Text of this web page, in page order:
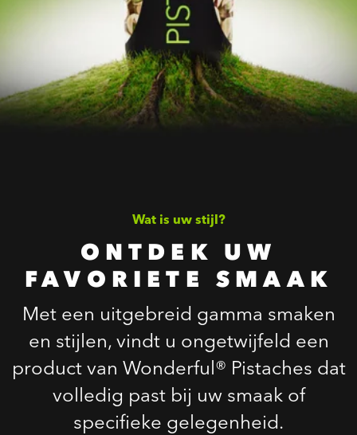
Wat is uw stijl?
ONTDEK UW
FAVORIETE SMAAK
Met een uitgebreid gamma smaken
en stijlen, vindt u ongetwijfeld een
product van Wonderful® Pistaches dat
volledig past bij uw smaak of
specifieke gelegenheid.